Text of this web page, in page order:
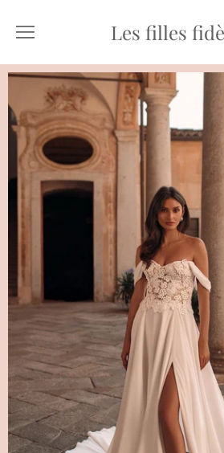
Les filles